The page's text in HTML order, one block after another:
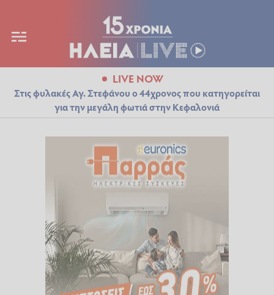
LIVE NOW
Στις φυλακές Αγ. Στεφάνου ο 44χρονος που κατηγορείται
για την μεγάλη φωτιά στην Κεφαλονιά